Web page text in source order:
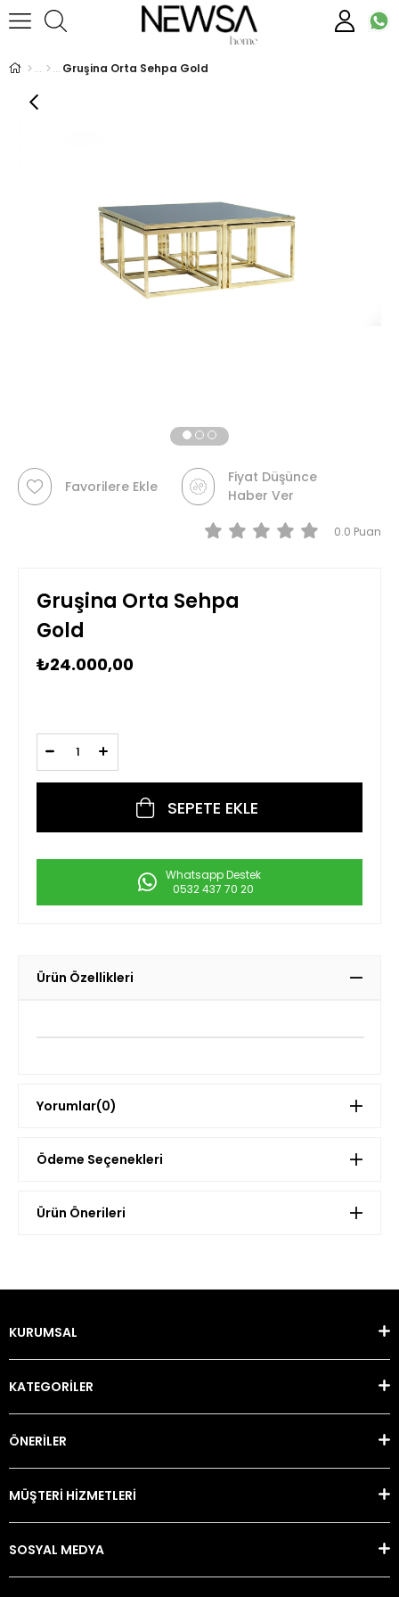
Gruşina Orta Sehpa Gold
Favorilere Ekle
Fiyat Düşünce
Haber Ver
0.0
Gruşina Orta Sehpa
Gold
₺24.000,00
Whatsapp Destek
0532 437 70 20
Ürün Özellikleri
Yorumlar(0)
Ödeme Seçenekleri
Ürün Önerileri
KURUMSAL
KATEGORİLER
ÖNERİLER
MÜŞTERİ HİZMETLERİ
SOSYAL MEDYA